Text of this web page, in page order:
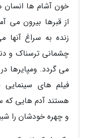
خون آشام ها انسان
از قبرها بیرون می
زنده به سراغ آنها
چشمانی ترسناک و
می گردد. ومپایرها
فیلم های
هستند آدم هایی که
و چهره خودشان را